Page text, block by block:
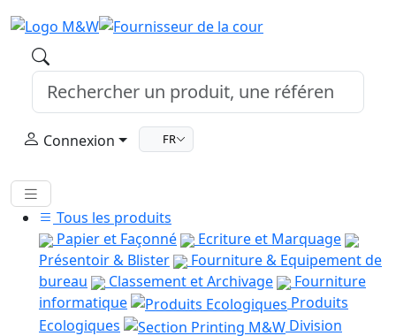
Connexion FR
Tous les produits
Papier et Façonné
Ecriture et Marquage
Présentoir & Blister
Fourniture & Equipement de
bureau
Classement et Archivage
Fourniture
informatique
Produits
Ecologiques
Division